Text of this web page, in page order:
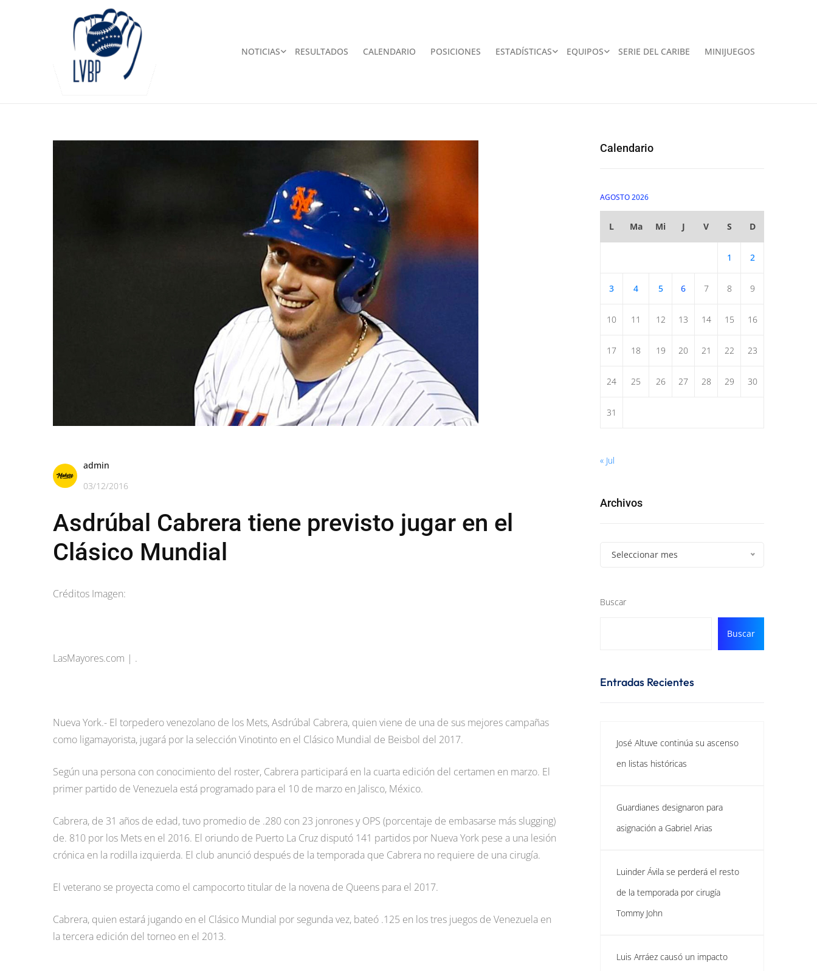
NOTICIAS RESULTADOS CALENDARIO POSICIONES ESTADÍSTICAS EQUIPOS SERIE DEL CARIBE MINIJUEGOS
admin
03/12/2016
Asdrúbal Cabrera tiene previsto jugar en el
Clásico Mundial
Créditos Imagen:
LasMayores.com | .
Nueva York.- El torpedero venezolano de los Mets, Asdrúbal Cabrera, quien viene de una de sus mejores campañas
como ligamayorista, jugará por la selección Vinotinto en el Clásico Mundial de Beisbol del 2017.
Según una persona con conocimiento del roster, Cabrera participará en la cuarta edición del certamen en marzo. El
primer partido de Venezuela está programado para el 10 de marzo en Jalisco, México.
Cabrera, de 31 años de edad, tuvo promedio de .280 con 23 jonrones y OPS (porcentaje de embasarse más slugging)
de. 810 por los Mets en el 2016. El oriundo de Puerto La Cruz disputó 141 partidos por Nueva York pese a una lesión
crónica en la rodilla izquierda. El club anunció después de la temporada que Cabrera no requiere de una cirugía.
El veterano se proyecta como el campocorto titular de la novena de Queens para el 2017.
Cabrera, quien estará jugando en el Clásico Mundial por segunda vez, bateó .125 en los tres juegos de Venezuela en
la tercera edición del torneo en el 2013.
Calendario
AGOSTO 2026
L Ma Mi J V S D
1 2
3 4 5 6 7 8 9
10 11 12 13 14 15 16
17 18 19 20 21 22 23
24 25 26 27 28 29 30
31
« Jul
Archivos
Seleccionar mes
Buscar
Buscar
Entradas Recientes
José Altuve continúa su ascenso
en listas históricas
Guardianes designaron para
asignación a Gabriel Arias
Luinder Ávila se perderá el resto
de la temporada por cirugía
Tommy John
Luis Arráez causó un impacto